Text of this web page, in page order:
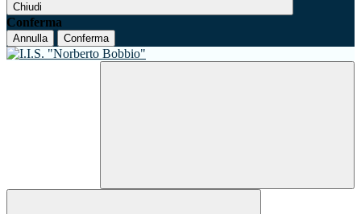
Chiudi
Conferma
Annulla Conferma